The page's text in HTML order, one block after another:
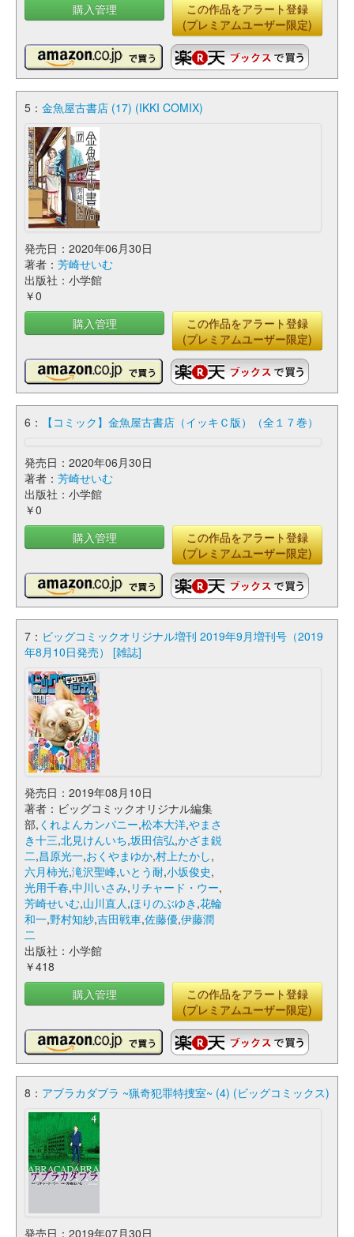
購入管理
この作品をアラート登録
(プレミアムユーザー限定)
5： 金魚屋古書店 (17) (IKKI COMIX)
発売日：2020年06月30日
著者： 芳崎せいむ
出版社：小学館
￥0
購入管理
この作品をアラート登録
(プレミアムユーザー限定)
6： 【コミック】金魚屋古書店（イッキＣ版）（全１７巻）
発売日：2020年06月30日
著者： 芳崎せいむ
出版社：小学館
￥0
購入管理
この作品をアラート登録
(プレミアムユーザー限定)
7： ビッグコミックオリジナル増刊 2019年9月増刊号（2019
年8月10日発売） [雑誌]
発売日：2019年08月10日
著者：ビッグコミックオリジナル編集
部, くれよんカンパニー,松本大洋,やまさ
き十三,北見けんいち,坂田信弘,かざま鋭
二,昌原光一,おくやまゆか,村上たかし,
六月柿光,滝沢聖峰,いとう耐,小坂俊史,
光用千春,中川いさみ, リチャード・ウー,
芳崎せいむ,山川直人,ほりのぶゆき ,花輪
和一,野村知紗,吉田戦車,佐藤優,伊藤潤
二
出版社：小学館
￥418
購入管理
この作品をアラート登録
(プレミアムユーザー限定)
8： アブラカダブラ ~猟奇犯罪特捜室~ (4) (ビッグコミックス)
発売日：2019年07月30日